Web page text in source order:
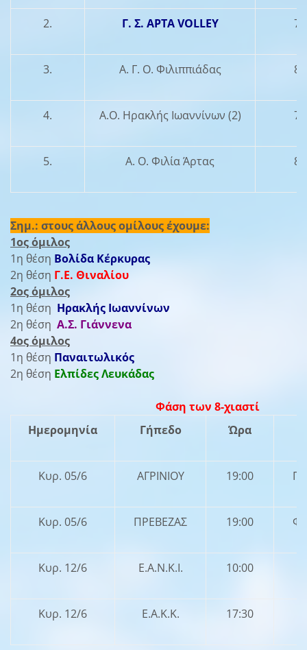
2. Γ. Σ. ΑΡΤΑ VOLLEY 7
3. Α. Γ. Ο. Φιλιππιάδας 8
4. Α.Ο. Ηρακλής Ιωαννίνων (2) 7
5. Α. Ο. Φιλία Άρτας 8
Σημ.: στους άλλους ομίλους έχουμε:
1ος όμιλος
1η θέση Βολίδα Κέρκυρας
2η θέση Γ.Ε. Θιναλίου
2ος όμιλος
1η θέση Ηρακλής Ιωαννίνων
2η θέση Α.Σ. Γιάννενα
4ος όμιλος
1η θέση Παναιτωλικός
2η θέση Ελπίδες Λευκάδας
Φάση των 8-χιαστί
Ημερομηνία
Γήπεδο Ώρα
Κυρ. 05/6 ΑΓΡΙΝΙΟΥ 19:00
Κυρ. 05/6 ΠΡΕΒΕΖΑΣ 19:00
Κυρ. 12/6 Ε.Α.Ν.Κ.Ι. 10:00
Κυρ. 12/6 Ε.Α.Κ.Κ. 17:30